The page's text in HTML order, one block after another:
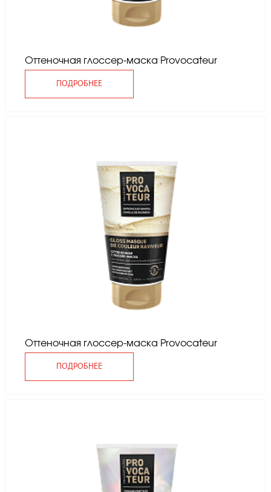
Оттеночная глоссер-маска Provocateur
ПОДРОБНЕЕ
Оттеночная глоссер-маска Provocateur
ПОДРОБНЕЕ